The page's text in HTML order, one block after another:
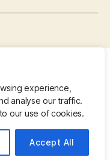
experience,
analyse our traffic.
our use of cookies.
Accept All
POLICY